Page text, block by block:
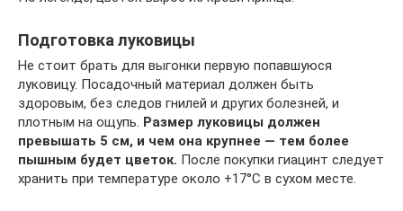
Подготовка луковицы
Не стоит брать для выгонки первую попавшуюся
луковицу. Посадочный материал должен быть
здоровым, без следов гнилей и других болезней, и
плотным на ощупь. Размер луковицы должен
превышать 5 см, и чем она крупнее — тем более
пышным будет цветок. После покупки гиацинт следует
хранить при температуре около +17°C в сухом месте.